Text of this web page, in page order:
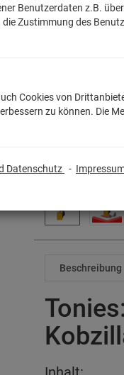
Beschreibung
Benutzerdaten z.B.
Zustimmung des
Cookies von
zu können. Die
Datenschutz -